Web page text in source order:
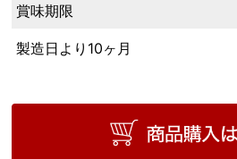
賞味期限
製造日より10ヶ月